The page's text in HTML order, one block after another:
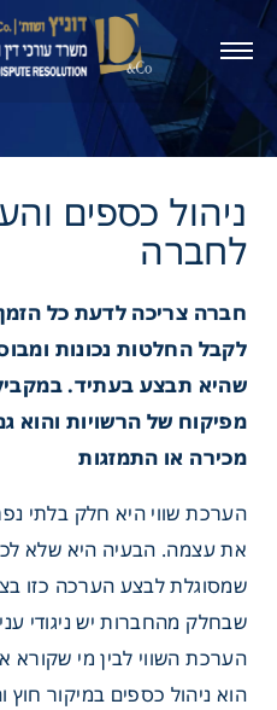
כספים והערכת
חברה צריכה לדעת כל
לקבל החלטות נכונות
שהיא תבצע בעתיד.
מפיקוח של הרשויות והוא
מכירה או התמזגות
הערכת שווי היא חלק בלתי
את עצמה. הבעיה היא שלא
שמסוגלת לבצע הערכה כזו
שבחלק מהחברות יש ניגודי
הערכת השווי לבין מי שקורא
הוא ניהול כספים במיקור